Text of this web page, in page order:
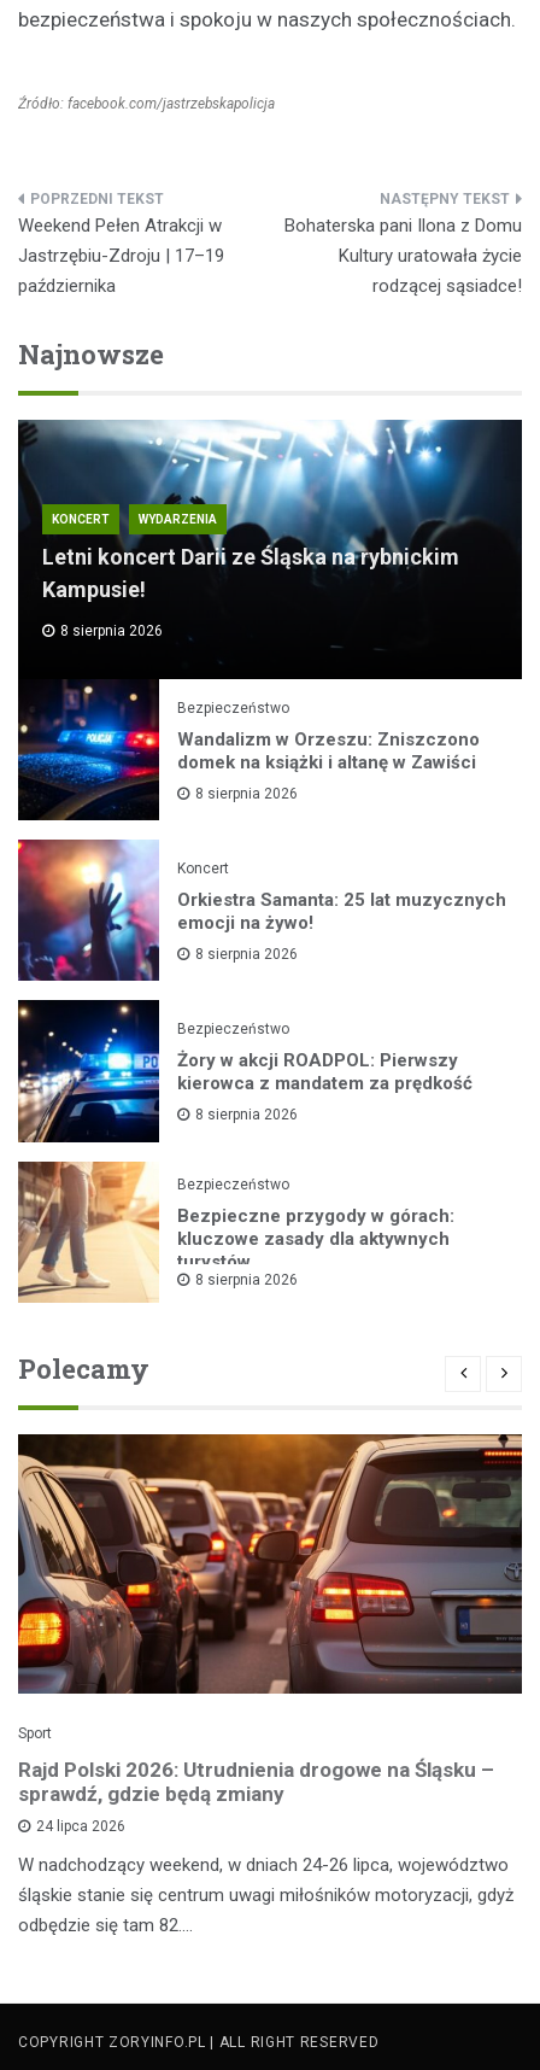
bezpieczeństwa i spokoju w naszych społecznościach.
Źródło: facebook.com/jastrzebskapolicja
Nawigacja
wpisu
Weekend Pełen Atrakcji w
Jastrzębiu-Zdroju | 17–19
października
Bohaterska pani Ilona z Domu
Kultury uratowała życie
rodzącej sąsiadce!
Najnowsze
KONCERT WYDARZENIA
Letni koncert Darii ze Śląska na rybnickim
Kampusie!
8 sierpnia 2026
Bezpieczeństwo
Wandalizm w Orzeszu: Zniszczono
domek na książki i altanę w Zawiści
8 sierpnia 2026
Koncert
Orkiestra Samanta: 25 lat muzycznych
emocji na żywo!
8 sierpnia 2026
Bezpieczeństwo
Żory w akcji ROADPOL: Pierwszy
kierowca z mandatem za prędkość
8 sierpnia 2026
Bezpieczeństwo
Bezpieczne przygody w górach:
kluczowe zasady dla aktywnych
turystów
8 sierpnia 2026
Polecamy
Sport
Rajd Polski 2026: Utrudnienia drogowe na Śląsku –
sprawdź, gdzie będą zmiany
24 lipca 2026
W nadchodzący weekend, w dniach 24-26 lipca, województwo
śląskie stanie się centrum uwagi miłośników motoryzacji, gdyż
odbędzie się tam 82.…
COPYRIGHT ZORYINFO.PL | ALL RIGHT RESERVED